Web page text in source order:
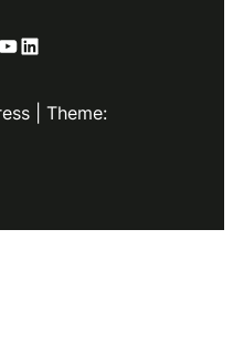
LinkedIn
| Theme: